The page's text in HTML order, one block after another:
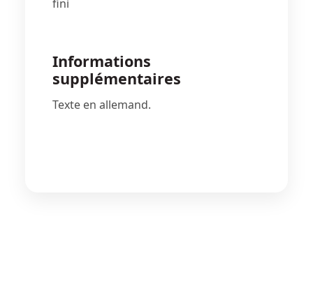
fini
Informations
supplémentaires
Texte en allemand.